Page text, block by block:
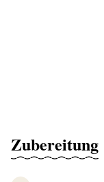
Zubereitung